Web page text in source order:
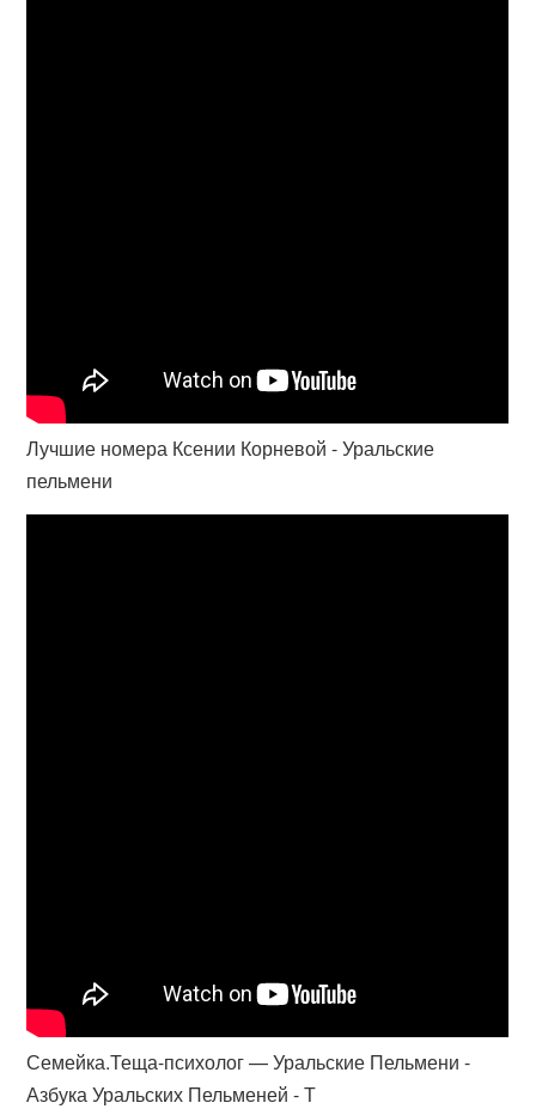
Лучшие номера Ксении Корневой - Уральские
пельмени
Семейка.Теща-психолог — Уральские Пельмени -
Азбука Уральских Пельменей - Т